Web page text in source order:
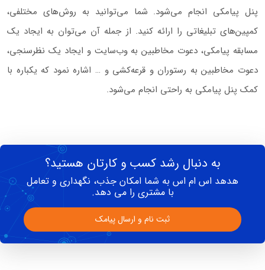
پنل پیامکی انجام می‌شود. شما می‌توانید به روش‌های مختلفی،
کمپین‌های تبلیغاتی را ارائه کنید. از جمله آن می‌توان به ایجاد یک
مسابقه پیامکی، دعوت مخاطبین به وب‌سایت و ایجاد یک نظرسنجی،
دعوت مخاطبین به رستوران و قرعه‌کشی و … اشاره نمود که یکباره با
کمک پنل پیامکی به راحتی انجام می‌شود.
به دنبال رشد کسب و کارتان هستید؟
هدهد اس ام اس به شما امکان جذب، نگهداری و تعامل
با مشتری را می دهد.
ثبت نام و ارسال پیامک